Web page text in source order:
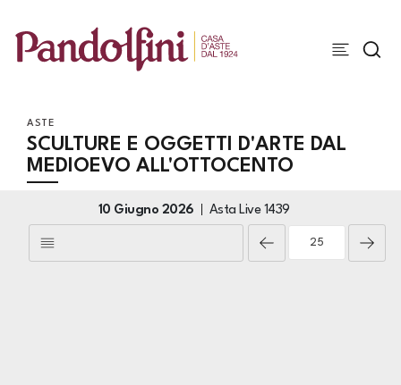
ASTE
SCULTURE E OGGETTI D'ARTE DAL
MEDIOEVO ALL'OTTOCENTO
10 Giugno 2026 Asta Live 1439